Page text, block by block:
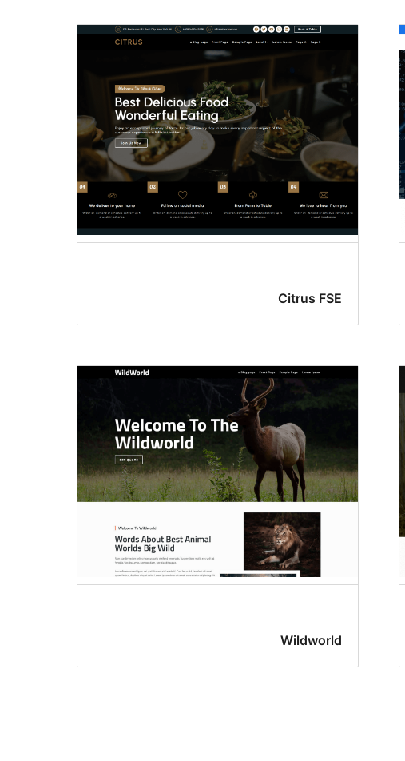
Citrus FSE
Wildworld